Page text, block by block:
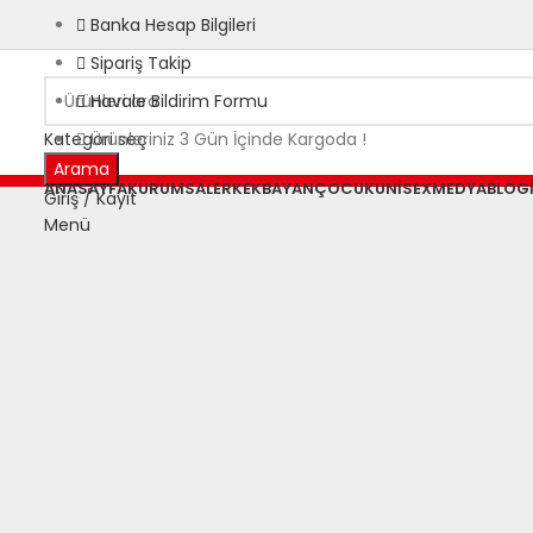
Banka Hesap Bilgileri
Sipariş Takip
Havale Bildirim Formu
Ürünleriniz 3 Gün İçinde Kargoda !
Kategori seç
Arama
Giriş / Kayıt
Menü
ANASAYFAKURUMSALERKEKBAYANÇOCUKUNISEXMEDYABLOG